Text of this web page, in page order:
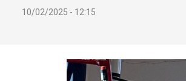
10/02/2025 - 12:15